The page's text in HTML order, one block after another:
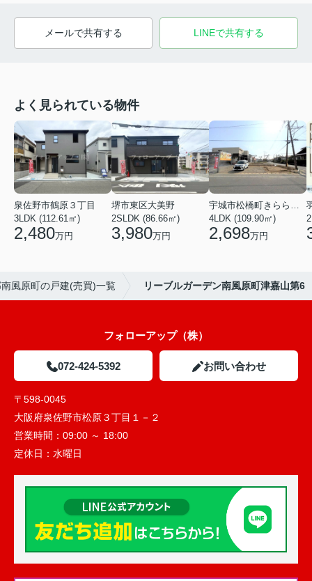
メールで共有する LINEで共有する
よく見られている物件
泉佐野市鶴原３丁目
3LDK (112.61㎡)
2,480万円
堺市東区大美野
2SLDK (86.66㎡)
3,980万円
宇城市松橋町きらら３丁目
4LDK (109.90㎡)
2,698万円
風原町の戸建(売買)一覧 リーブルガーデン南風原町津嘉山第6
フォローアップ（株）
072-424-5392 お問い合わせ
〒598-0045
大阪府泉佐野市松原３丁目１－２
営業時間： 09:00 ～ 18:00
定休日： 水曜日